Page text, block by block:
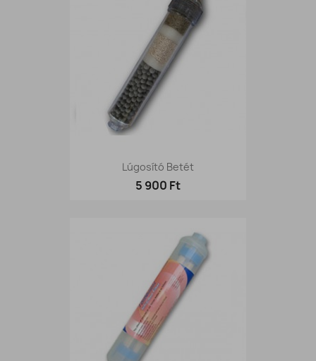
Lúgosító Betét
5 900 Ft